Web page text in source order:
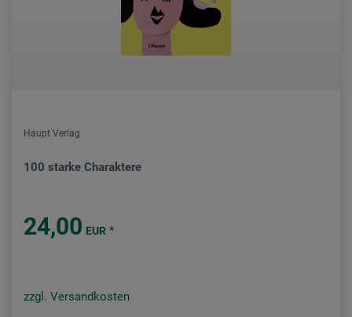
Haupt Verlag
100 starke Charaktere
24,00 EUR *
zzgl. Versandkosten